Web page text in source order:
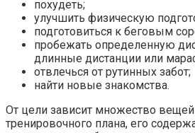
похудеть;
улучшить физическую
подготовиться к беговым
пробежать определенную
длинные дистанции или
отвлечься от рутинных забот;
найти новые знакомства.
От цели зависит множество вещей
тренировочного плана, его